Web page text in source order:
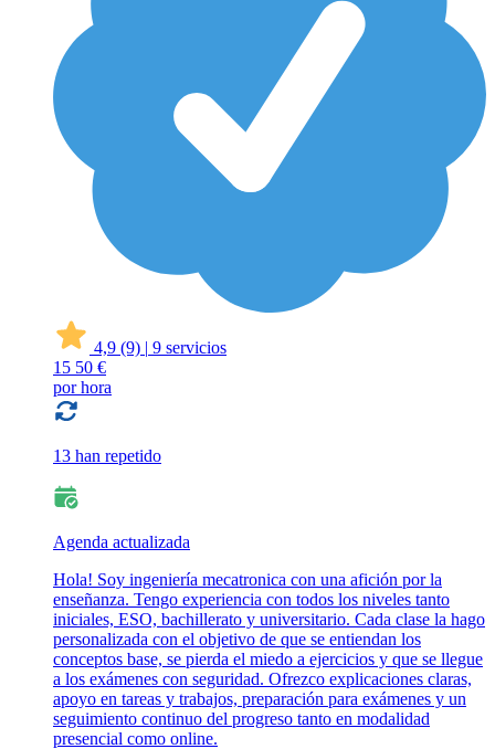
4,9 (9) | 9 servicios
15 50 €
por hora
13 han repetido
Agenda actualizada
Hola! Soy ingeniería mecatronica con una afición por la
enseñanza. Tengo experiencia con todos los niveles tanto
iniciales, ESO, bachillerato y universitario. Cada clase la hago
personalizada con el objetivo de que se entiendan los
conceptos base, se pierda el miedo a ejercicios y que se llegue
a los exámenes con seguridad. Ofrezco explicaciones claras,
apoyo en tareas y trabajos, preparación para exámenes y un
seguimiento continuo del progreso tanto en modalidad
presencial como online.